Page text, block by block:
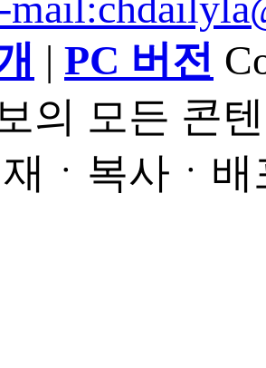
| PC 버전
의 모든 콘
ㆍ복사ㆍ